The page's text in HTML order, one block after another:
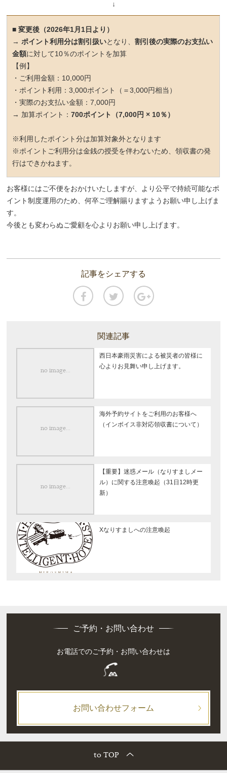
↓
■変更後（2026年1月1日より）
→ ポイント利用分は割引扱いとなり、割引後の実際のお支払い
金額に対して10％のポイントを加算
【例】
・ご利用金額：10,000円
・ポイント利用：3,000ポイント（＝3,000円相当）
・実際のお支払い金額：7,000円
→ 加算ポイント：700ポイント（7,000円 × 10％）
※利用したポイント分は加算対象外となります
※ポイントご利用分は金銭の授受を伴わないため、領収書の発
行はできかねます。
お客様にはご不便をおかけいたしますが、より公平で持続可能なポ
イント制度運用のため、何卒ご理解賜りますようお願い申し上げま
す。
今後とも変わらぬご愛顧を心よりお願い申し上げます。
記事をシェアする
関連記事
西日本豪雨災害による被災者の皆様に
心よりお見舞い申し上げます。
海外予約サイトをご利用のお客様へ
（インボイス非対応領収書について）
【重要】迷惑メール（なりすましメー
ル）に関する注意喚起（31日12時更
新）
Xなりすましへの注意喚起
ご予約・お問い合わせ
お電話でのご予約・お問い合わせは
お問い合わせフォーム
to TOP